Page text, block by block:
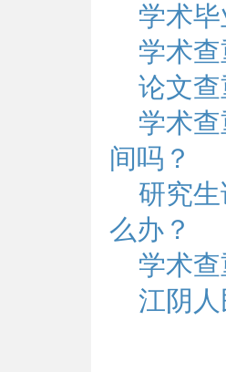
学术
学术
论文
学术
间吗？
研究
么办？
学术
江阴